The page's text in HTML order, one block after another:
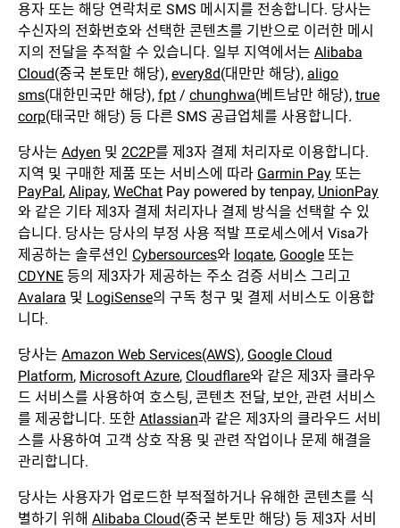
용자 또는 해당 연락처로 SMS 메시지를 전송합니다. 당사는
수신자의 전화번호와 선택한 콘텐츠를 기반으로 이러한 메시
지의 전달을 추적할 수 있습니다. 일부 지역에서는 Alibaba
Cloud(중국 본토만 해당), every8d(대만만 해당), aligo
sms(대한민국만 해당), fpt / chunghwa(베트남만 해당), true
corp(태국만 해당) 등 다른 SMS 공급업체를 사용합니다.
당사는 Adyen 및 2C2P를 제3자 결제 처리자로 이용합니다.
지역 및 구매한 제품 또는 서비스에 따라 Garmin Pay 또는
PayPal, Alipay, WeChat Pay powered by tenpay, UnionPay
와 같은 기타 제3자 결제 처리자나 결제 방식을 선택할 수 있
습니다. 당사는 당사의 부정 사용 적발 프로세스에서 Visa가
제공하는 솔루션인 Cybersources와 loqate, Google 또는
CDYNE 등의 제3자가 제공하는 주소 검증 서비스 그리고
Avalara 및 LogiSense의 구독 청구 및 결제 서비스도 이용합
니다.
당사는 Amazon Web Services(AWS), Google Cloud
Platform, Microsoft Azure, Cloudflare와 같은 제3자 클라우
드 서비스를 사용하여 호스팅, 콘텐츠 전달, 보안, 관련 서비스
를 제공합니다. 또한 Atlassian과 같은 제3자의 클라우드 서비
스를 사용하여 고객 상호 작용 및 관련 작업이나 문제 해결을
관리합니다.
당사는 사용자가 업로드한 부적절하거나 유해한 콘텐츠를 식
별하기 위해 Alibaba Cloud(중국 본토만 해당) 등 제3자 서비